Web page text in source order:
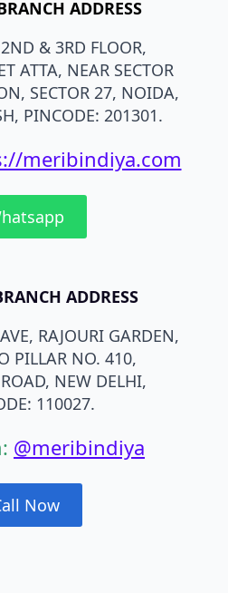
ADDRESS
& 3RD FLOOR,
ATTA, NEAR SECTOR
SECTOR 27, NOIDA,
PINCODE: 201301.
meribindiya.com
ADDRESS
RAJOURI GARDEN,
PILLAR NO. 410,
NEW DELHI,
110027.
@meribindiya
Now